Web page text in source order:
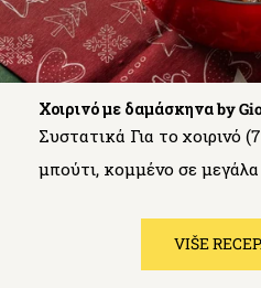
Χοιρινό με δαμάσκηνα by
Συστατικά Για το χοιρινό
μπούτι, κομμένο σε
VIŠE